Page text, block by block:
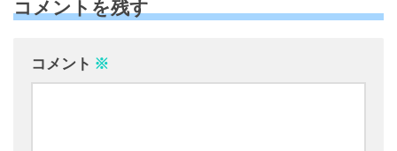
コメントを残す
コメント ※